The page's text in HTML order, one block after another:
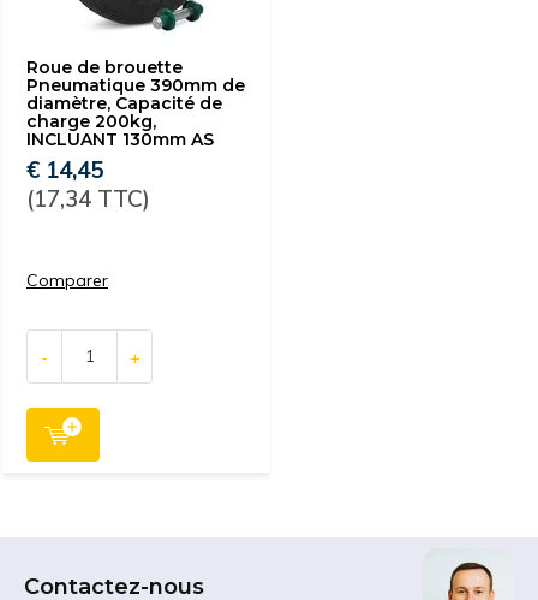
Roue de brouette
Pneumatique 390mm de
diamètre, Capacité de
charge 200kg,
INCLUANT 130mm AS
€ 14,45
(17,34 TTC)
Comparer
- +
Contactez-nous